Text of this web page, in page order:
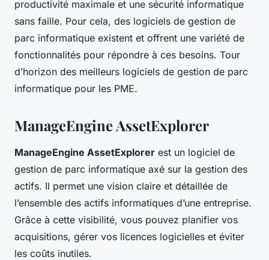
productivité maximale et une sécurité informatique
sans faille. Pour cela, des logiciels de gestion de
parc informatique existent et offrent une variété de
fonctionnalités pour répondre à ces besoins. Tour
d’horizon des meilleurs logiciels de gestion de parc
informatique pour les PME.
ManageEngine AssetExplorer
ManageEngine AssetExplorer est un logiciel de
gestion de parc informatique axé sur la gestion des
actifs. Il permet une vision claire et détaillée de
l’ensemble des actifs informatiques d’une entreprise.
Grâce à cette visibilité, vous pouvez planifier vos
acquisitions, gérer vos licences logicielles et éviter
les coûts inutiles.